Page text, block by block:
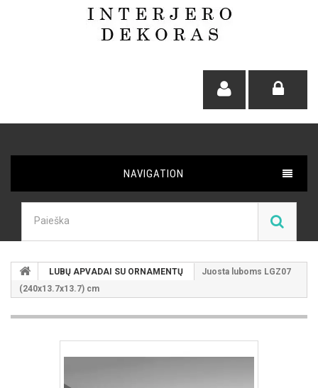
NAVIGATION
LUBŲ APVADAI SU ORNAMENTŲ
Juosta luboms LGZ07
(240x13.7x13.7) cm